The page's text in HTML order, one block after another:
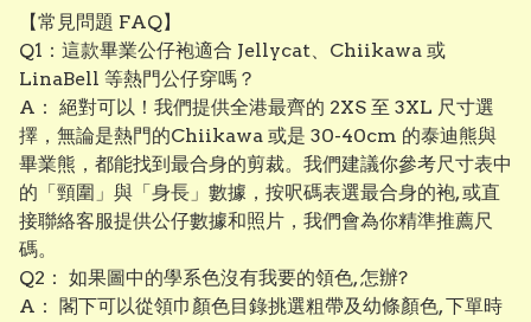
【常見問題 FAQ】
Q1：這款畢業公仔袍適合 Jellycat、Chiikawa 或
LinaBell 等熱門公仔穿嗎？
A： 絕對可以！我們提供全港最齊的 2XS 至 3XL 尺寸選
擇，無論是熱門的Chiikawa 或是 30-40cm 的泰迪熊與
畢業熊，都能找到最合身的剪裁。我們建議你參考尺寸表中
的「頸圍」與「身長」數據，按呎碼表選最合身的袍, 或直
接聯絡客服提供公仔數據和照片，我們會為你精準推薦尺
碼。
Q2： 如果圖中的學系色沒有我要的領色, 怎辦?
A： 閣下可以從領巾顏色目錄挑選粗帶及幼條顏色, 下單時